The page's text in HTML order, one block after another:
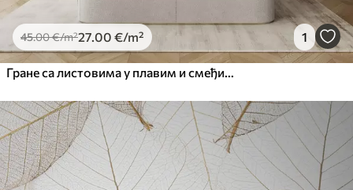
45.00€/m²27 .00 €/m² 1